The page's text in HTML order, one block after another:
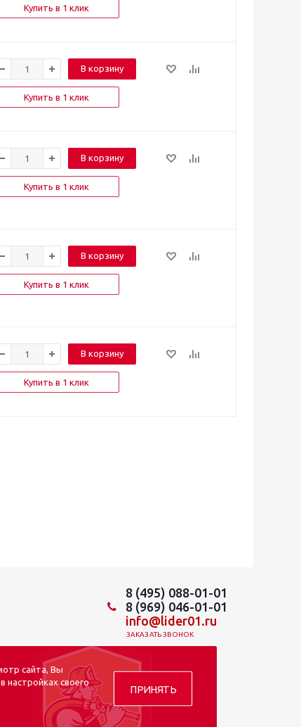
Купить в 1 клик
В корзину
Купить в 1 клик
В корзину
Купить в 1 клик
В корзину
Купить в 1 клик
В корзину
Купить в 1 клик
8 (495) 088-01-01
8 (969) 046-01-01
info@lider01.ru
ЗАКАЗАТЬ ЗВОНОК
сайта, Вы
настройках своего
ПРИНЯТЬ